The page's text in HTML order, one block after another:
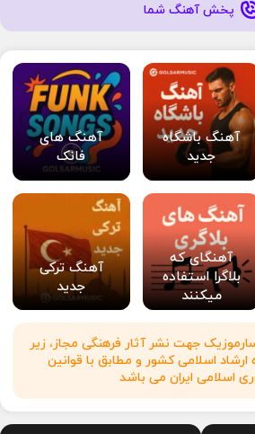
پخش آهنگ شما
آهنگ باشگاه
جدید
آهنگ های
فانک
آهنگای که
بلاگرا استفاده
میکنند
آهنگ ترکی
جدید
جهت نشر آثار فرهنگی مجاز، زیر
ارشاد اسلامی کشور و مطابق با قوانین
اسلامی ایران می باشد